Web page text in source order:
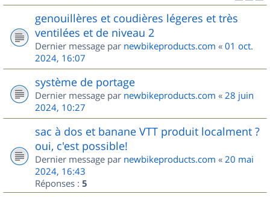
genouillères et coudières légeres et très
ventilées et de niveau 2
Dernier message par newbikeproducts.com « 01 oct.
2024, 16:07
système de portage
Dernier message par newbikeproducts.com « 28 juin
2024, 10:27
sac à dos et banane VTT produit localment ?
oui, c'est possible!
Dernier message par newbikeproducts.com « 20 mai
2024, 16:43
Réponses : 5